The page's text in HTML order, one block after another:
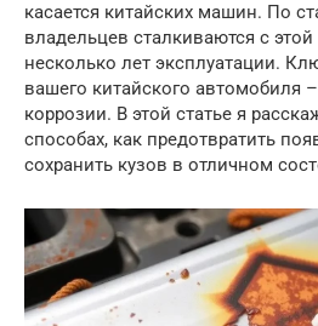
касается китайских машин. По
владельцев сталкиваются с
несколько лет эксплуатации.
вашего китайского автомобиля
коррозии. В этой статье я
способах, как предотвратить
сохранить кузов в отличном